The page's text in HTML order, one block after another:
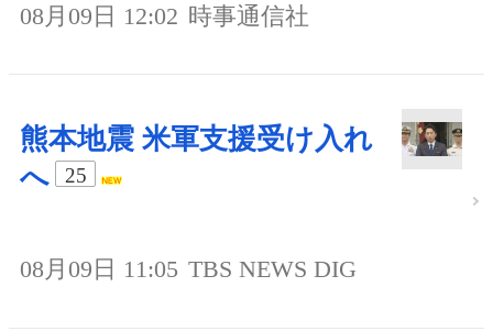
08月09日 12:02 時事通信社
熊本地震 米軍支援受け入れ
へ
25
08月09日 11:05 TBS NEWS DIG